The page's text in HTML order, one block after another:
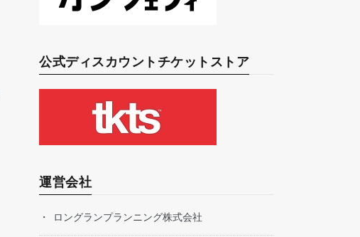
公式ディスカウントチケットストア
運営会社
ロングランプランニング株式会社